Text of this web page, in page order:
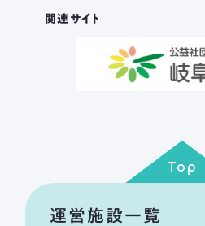
関連サイト
Top
運営施設一覧